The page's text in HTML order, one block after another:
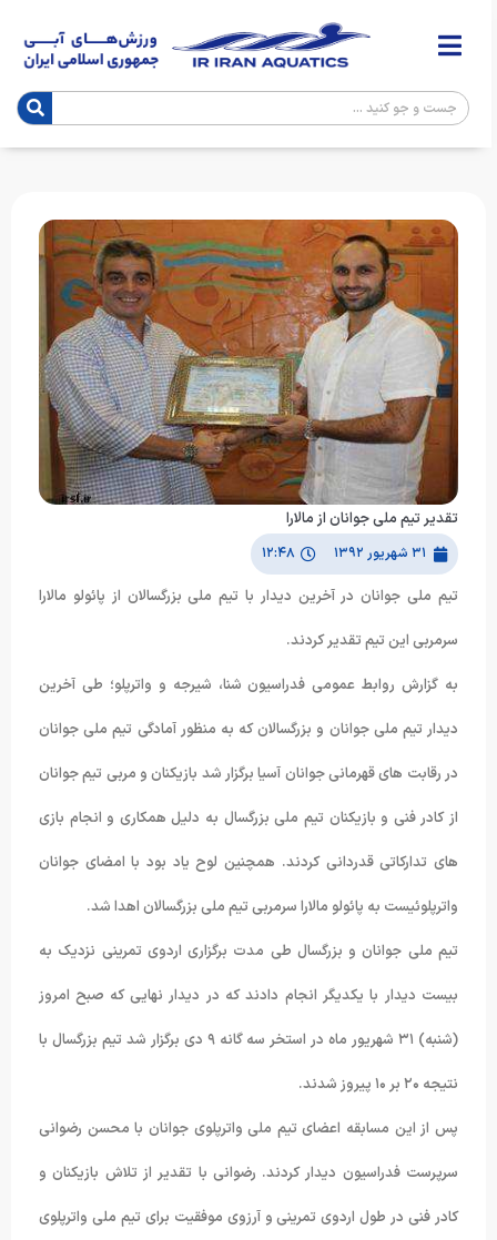
تقدیر تیم ملی جوانان از مالارا
۳۱ شهریور ۱۳۹۲ ۱۲:۴۸
تیم ملی جوانان در آخرین دیدار با تیم ملی بزرگسالان از پائولو مالارا
سرمربی این تیم تقدیر کردند.
به گزارش روابط عمومی فدراسیون شنا، شیرجه و واترپلو؛ طی آخرین
دیدار تیم ملی جوانان و بزرگسالان که به منظور آمادگی تیم ملی جوانان
در رقابت های قهرمانی جوانان آسیا برگزار شد بازیکنان و مربی تیم جوانان
از کادر فنی و بازیکنان تیم ملی بزرگسال به دلیل همکاری و انجام بازی
های تدارکاتی قدردانی کردند. همچنین لوح یاد بود با امضای جوانان
واترپلوئیست به پائولو مالارا سرمربی تیم ملی بزرگسالان اهدا شد.
تیم ملی جوانان و بزرگسال طی مدت برگزاری اردوی تمرینی نزدیک به
بیست دیدار با یکدیگر انجام دادند که در دیدار نهایی که صبح امروز
(شنبه) ٣١ شهریور ماه در استخر سه گانه ٩ دی برگزار شد تیم بزرگسال با
نتیجه ٢۰ بر ١۰ پیروز شدند.
پس از این مسابقه اعضای تیم ملی واترپلوی جوانان با محسن رضوانی
سرپرست فدراسیون دیدار کردند. رضوانی با تقدیر از تلاش بازیکنان و
کادر فنی در طول اردوی تمرینی و آرزوی موفقیت برای تیم ملی واترپلوی